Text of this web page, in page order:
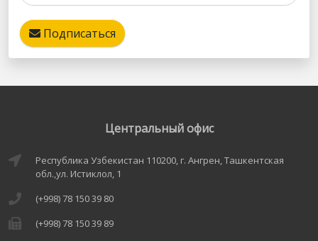
Подписаться
Центральный офис
Республика Узбекистан 110200, г. Ангрен, Ташкентская
обл.,ул. Истиклол, 1
(+998) 78 150 39 80
(+998) 78 150 39 89